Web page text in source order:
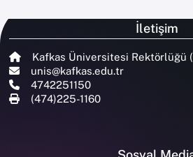
İletişim
Kafkas Üniversitesi Rektörlüğü
unis@kafkas.edu.tr
4742251150
(474)225-1160